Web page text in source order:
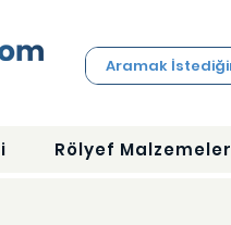
Rölyef